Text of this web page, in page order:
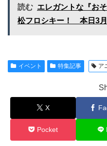
読む エレガントな『お
松フロシキー！ 本日3月
イベント 特集記事 ア
X
Pocket